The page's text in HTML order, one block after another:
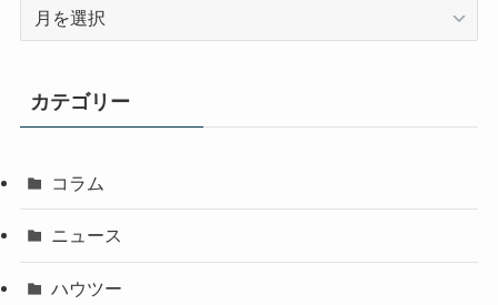
ブ
カテゴリー
コラム
ニュース
ハウツー